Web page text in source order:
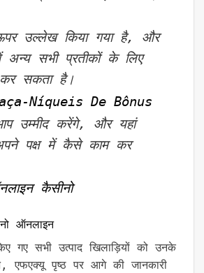
उल्लेख किया गया है, और
सभी प्रतीकों के लिए
कर सकता है।
Níqueis De Bônus
उम्मीद करेंगे, और यहां
पक्ष में कैसे काम कर
कैसीनो
ऑनलाइन
गए सभी उत्पाद खिलाड़ियों को उनके
एफएक्यू पृष्ठ पर आगे की जानकारी